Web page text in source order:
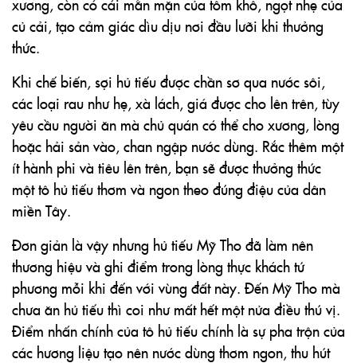
xương, còn có cái mằn mặn của tôm khô, ngọt nhẹ của
củ cải, tạo cảm giác dìu dịu nơi đầu lưỡi khi thưởng
thức.
Khi chế biến, sợi hủ tiếu được chần sơ qua nước sôi,
các loại rau như hẹ, xà lách, giá được cho lên trên, tùy
yêu cầu người ăn mà chủ quán có thể cho xương, lòng
hoặc hải sản vào, chan ngập nước dùng. Rắc thêm một
ít hành phi và tiêu lên trên, bạn sẽ được thưởng thức
một tô hủ tiếu thơm và ngon theo đúng điệu của dân
miền Tây.
Đơn giản là vậy nhưng hủ tiếu Mỹ Tho đã làm nên
thương hiệu và ghi điểm trong lòng thực khách tứ
phương mỗi khi đến với vùng đất này. Đến Mỹ Tho mà
chưa ăn hủ tiếu thì coi như mất hết một nửa điều thú vị.
Điểm nhấn chính của tô hủ tiếu chính là sự pha trộn của
các hương liệu tạo nên nước dùng thơm ngon, thu hút